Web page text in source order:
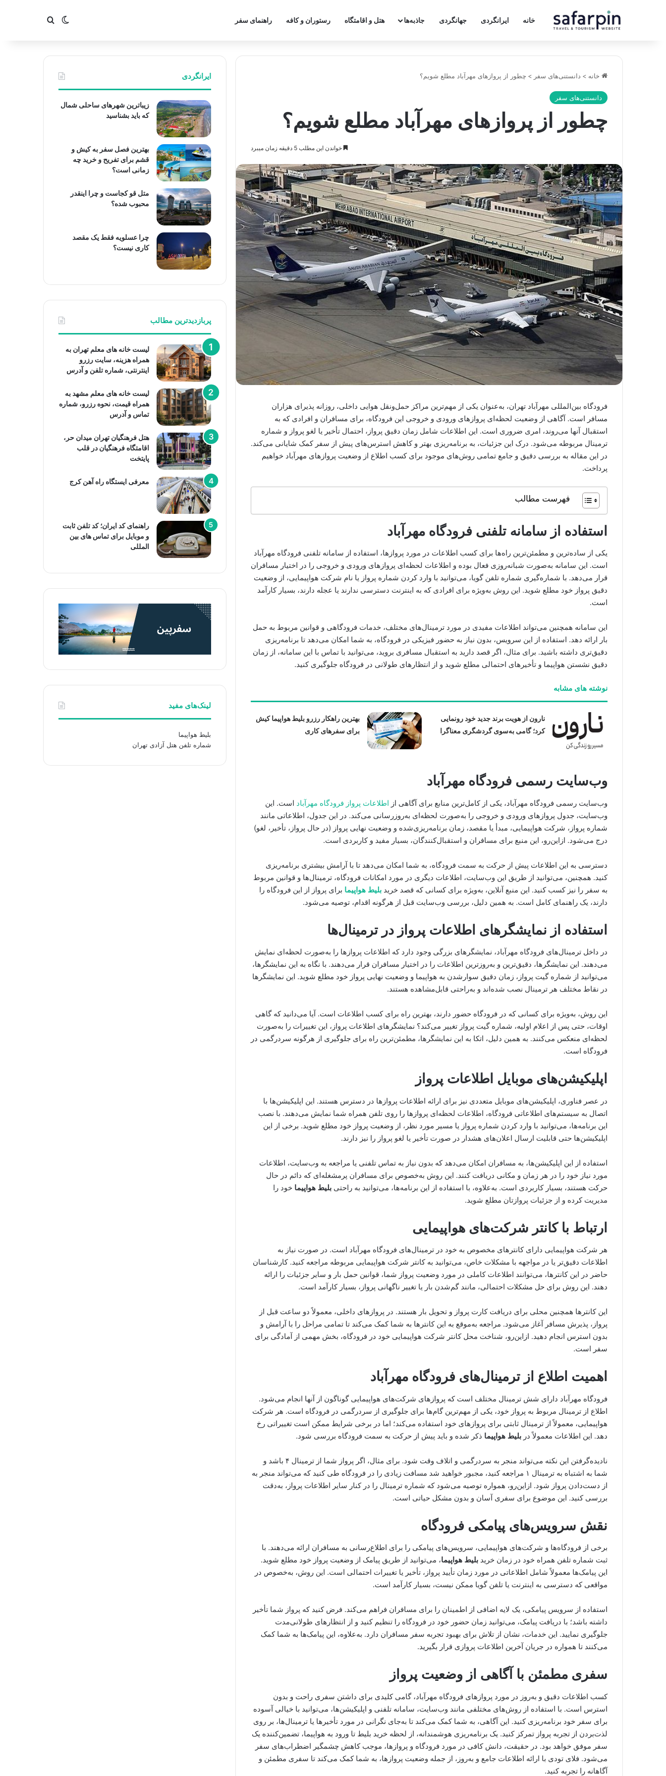
خانه ایرانگردی جهانگردی جاذبه‌ها هتل و اقامتگاه رستوران و کافه راهنمای سفر تغییر پوسته
جستجو برای
خانه > دانستنی‌های سفر > چطور از پروازهای مهرآباد مطلع شویم؟
دانستنی‌های سفر
چطور از پروازهای مهرآباد مطلع شویم؟
خواندن این مطلب 5 دقیقه زمان میبرد
فرودگاه بین‌المللی مهرآباد تهران، به‌عنوان یکی از مهم‌ترین مراکز حمل‌ونقل هوایی داخلی، روزانه پذیرای هزاران
مسافر است. آگاهی از وضعیت لحظه‌ای پروازهای ورودی و خروجی این فرودگاه، برای مسافران و افرادی که به
استقبال آنها می‌روند، امری ضروری است. این اطلاعات شامل زمان دقیق پرواز، احتمال تأخیر یا لغو پرواز و شماره
ترمینال مربوطه می‌شود. درک این جزئیات، به برنامه‌ریزی بهتر و کاهش استرس‌های پیش از سفر کمک شایانی می‌کند.
در این مقاله به بررسی دقیق و جامع تمامی روش‌های موجود برای کسب اطلاع از وضعیت پروازهای مهرآباد خواهیم
پرداخت.
فهرست مطالب
استفاده از سامانه تلفنی فرودگاه مهرآباد
یکی از ساده‌ترین و مطمئن‌ترین راه‌ها برای کسب اطلاعات در مورد پروازها، استفاده از سامانه تلفنی فرودگاه مهرآباد
است. این سامانه به‌صورت شبانه‌روزی فعال بوده و اطلاعات لحظه‌ای پروازهای ورودی و خروجی را در اختیار مسافران
قرار می‌دهد. با شماره‌گیری شماره تلفن گویا، می‌توانید با وارد کردن شماره پرواز یا نام شرکت هواپیمایی، از وضعیت
دقیق پرواز خود مطلع شوید. این روش به‌ویژه برای افرادی که به اینترنت دسترسی ندارند یا عجله دارند، بسیار کارآمد
است.
این سامانه همچنین می‌تواند اطلاعات مفیدی در مورد ترمینال‌های مختلف، خدمات فرودگاهی و قوانین مربوط به حمل
بار ارائه دهد. استفاده از این سرویس، بدون نیاز به حضور فیزیکی در فرودگاه، به شما امکان می‌دهد تا برنامه‌ریزی
دقیق‌تری داشته باشید. برای مثال، اگر قصد دارید به استقبال مسافری بروید، می‌توانید با تماس با این سامانه، از زمان
دقیق نشستن هواپیما و تأخیرهای احتمالی مطلع شوید و از انتظارهای طولانی در فرودگاه جلوگیری کنید.
نوشته های مشابه
نارون از هویت برند جدید خود رونمایی
کرد؛ گامی به‌سوی گردشگری معناگرا
بهترین راهکار رزرو بلیط هواپیما کیش
برای سفرهای کاری
وب‌سایت رسمی فرودگاه مهرآباد
وب‌سایت رسمی فرودگاه مهرآباد، یکی از کامل‌ترین منابع برای آگاهی از اطلاعات پرواز فرودگاه مهرآباد است. این
وب‌سایت، جدول پروازهای ورودی و خروجی را به‌صورت لحظه‌ای به‌روزرسانی می‌کند. در این جدول، اطلاعاتی مانند
شماره پرواز، شرکت هواپیمایی، مبدأ یا مقصد، زمان برنامه‌ریزی‌شده و وضعیت نهایی پرواز (در حال پرواز، تأخیر، لغو)
درج می‌شود. ازاین‌رو، این منبع برای مسافران و استقبال‌کنندگان، بسیار مفید و کاربردی است.
دسترسی به این اطلاعات پیش از حرکت به سمت فرودگاه، به شما امکان می‌دهد تا با آرامش بیشتری برنامه‌ریزی
کنید. همچنین، می‌توانید از طریق این وب‌سایت، اطلاعات دیگری در مورد امکانات فرودگاه، ترمینال‌ها و قوانین مربوط
به سفر را نیز کسب کنید. این منبع آنلاین، به‌ویژه برای کسانی که قصد خرید بلیط هواپیما برای پرواز از این فرودگاه را
دارند، یک راهنمای کامل است. به همین دلیل، بررسی وب‌سایت قبل از هرگونه اقدام، توصیه می‌شود.
استفاده از نمایشگرهای اطلاعات پرواز در ترمینال‌ها
در داخل ترمینال‌های فرودگاه مهرآباد، نمایشگرهای بزرگی وجود دارد که اطلاعات پروازها را به‌صورت لحظه‌ای نمایش
می‌دهند. این نمایشگرها، دقیق‌ترین و به‌روزترین اطلاعات را در اختیار مسافران قرار می‌دهند. با نگاه به این نمایشگرها،
می‌توانید از شماره گیت پرواز، زمان دقیق سوارشدن به هواپیما و وضعیت نهایی پرواز خود مطلع شوید. این نمایشگرها
در نقاط مختلف هر ترمینال نصب شده‌اند و به‌راحتی قابل‌مشاهده هستند.
این روش، به‌ویژه برای کسانی که در فرودگاه حضور دارند، بهترین راه برای کسب اطلاعات است. آیا می‌دانید که گاهی
اوقات، حتی پس از اعلام اولیه، شماره گیت پرواز تغییر می‌کند؟ نمایشگرهای اطلاعات پرواز، این تغییرات را به‌صورت
لحظه‌ای منعکس می‌کنند. به همین دلیل، اتکا به این نمایشگرها، مطمئن‌ترین راه برای جلوگیری از هرگونه سردرگمی در
فرودگاه است.
اپلیکیشن‌های موبایل اطلاعات پرواز
در عصر فناوری، اپلیکیشن‌های موبایل متعددی نیز برای ارائه اطلاعات پروازها در دسترس هستند. این اپلیکیشن‌ها با
اتصال به سیستم‌های اطلاعاتی فرودگاه، اطلاعات لحظه‌ای پروازها را روی تلفن همراه شما نمایش می‌دهند. با نصب
این برنامه‌ها، می‌توانید با وارد کردن شماره پرواز یا مسیر مورد نظر، از وضعیت پرواز خود مطلع شوید. برخی از این
اپلیکیشن‌ها حتی قابلیت ارسال اعلان‌های هشدار در صورت تأخیر یا لغو پرواز را نیز دارند.
استفاده از این اپلیکیشن‌ها، به مسافران امکان می‌دهد که بدون نیاز به تماس تلفنی یا مراجعه به وب‌سایت، اطلاعات
مورد نیاز خود را در هر زمان و مکانی دریافت کنند. این روش به‌خصوص برای مسافران پرمشغله‌ای که دائم در حال
حرکت هستند، بسیار کاربردی است. به‌علاوه، با استفاده از این برنامه‌ها، می‌توانید به راحتی بلیط هواپیما خود را
مدیریت کرده و از جزئیات پروازتان مطلع شوید.
ارتباط با کانتر شرکت‌های هواپیمایی
هر شرکت هواپیمایی دارای کانترهای مخصوص به خود در ترمینال‌های فرودگاه مهرآباد است. در صورت نیاز به
اطلاعات دقیق‌تر یا در مواجهه با مشکلات خاص، می‌توانید به کانتر شرکت هواپیمایی مربوطه مراجعه کنید. کارشناسان
حاضر در این کانترها، می‌توانند اطلاعات کاملی در مورد وضعیت پرواز شما، قوانین حمل بار و سایر جزئیات را ارائه
دهند. این روش برای حل مشکلات احتمالی، مانند گم‌شدن بار یا تغییر ناگهانی پرواز، بسیار کارآمد است.
این کانترها همچنین محلی برای دریافت کارت پرواز و تحویل بار هستند. در پروازهای داخلی، معمولاً دو ساعت قبل از
پرواز، پذیرش مسافر آغاز می‌شود. مراجعه به‌موقع به این کانترها به شما کمک می‌کند تا تمامی مراحل را با آرامش و
بدون استرس انجام دهید. ازاین‌رو، شناخت محل کانتر شرکت هواپیمایی خود در فرودگاه، بخش مهمی از آمادگی برای
سفر است.
اهمیت اطلاع از ترمینال‌های فرودگاه مهرآباد
فرودگاه مهرآباد دارای شش ترمینال مختلف است که پروازهای شرکت‌های هواپیمایی گوناگون از آنها انجام می‌شود.
اطلاع از ترمینال مربوط به پرواز خود، یکی از مهم‌ترین گام‌ها برای جلوگیری از سردرگمی در فرودگاه است. هر شرکت
هواپیمایی، معمولاً از ترمینال ثابتی برای پروازهای خود استفاده می‌کند؛ اما در برخی شرایط ممکن است تغییراتی رخ
دهد. این اطلاعات معمولاً در بلیط هواپیما ذکر شده و باید پیش از حرکت به سمت فرودگاه بررسی شود.
نادیده‌گرفتن این نکته می‌تواند منجر به سردرگمی و اتلاف وقت شود. برای مثال، اگر پرواز شما از ترمینال ۴ باشد و
شما به اشتباه به ترمینال ۱ مراجعه کنید، مجبور خواهید شد مسافت زیادی را در فرودگاه طی کنید که می‌تواند منجر به
از دست‌دادن پرواز شود. ازاین‌رو، همواره توصیه می‌شود که شماره ترمینال را در کنار سایر اطلاعات پرواز، به‌دقت
بررسی کنید. این موضوع برای سفری آسان و بدون مشکل حیاتی است.
نقش سرویس‌های پیامکی فرودگاه
برخی از فرودگاه‌ها و شرکت‌های هواپیمایی، سرویس‌های پیامکی را برای اطلاع‌رسانی به مسافران ارائه می‌دهند. با
ثبت شماره تلفن همراه خود در زمان خرید بلیط هواپیما، می‌توانید از طریق پیامک از وضعیت پرواز خود مطلع شوید.
این پیامک‌ها معمولاً شامل اطلاعاتی در مورد زمان تأیید پرواز، تأخیر یا تغییرات احتمالی است. این روش، به‌خصوص در
مواقعی که دسترسی به اینترنت یا تلفن گویا ممکن نیست، بسیار کارآمد است.
استفاده از سرویس پیامکی، یک لایه اضافی از اطمینان را برای مسافران فراهم می‌کند. فرض کنید که پرواز شما تأخیر
داشته باشد؛ با دریافت پیامک، می‌توانید زمان حضور خود در فرودگاه را تنظیم کنید و از انتظارهای طولانی‌مدت
جلوگیری نمایید. این خدمات، نشان از تلاش برای بهبود تجربه سفر مسافران دارد. به‌علاوه، این پیامک‌ها به شما کمک
می‌کنند تا همواره در جریان آخرین اطلاعات پروازی قرار بگیرید.
سفری مطمئن با آگاهی از وضعیت پرواز
کسب اطلاعات دقیق و به‌روز در مورد پروازهای فرودگاه مهرآباد، گامی کلیدی برای داشتن سفری راحت و بدون
استرس است. با استفاده از روش‌های مختلفی مانند وب‌سایت، سامانه تلفنی و اپلیکیشن‌ها، می‌توانید با خیالی آسوده
برای سفر خود برنامه‌ریزی کنید. این آگاهی، به شما کمک می‌کند تا به‌جای نگرانی در مورد تأخیرها یا ترمینال‌ها، بر روی
لذت‌بردن از تجربه پرواز تمرکز کنید. یک برنامه‌ریزی هوشمندانه، از لحظه خرید بلیط تا ورود به هواپیما، تضمین‌کننده یک
سفر موفق خواهد بود. در حقیقت، دانش کافی در مورد فرودگاه و پروازها، موجب کاهش چشمگیر اضطراب‌های سفر
می‌شود. فلای تودی با ارائه اطلاعات جامع و به‌روز، از جمله وضعیت پروازها، به شما کمک می‌کند تا سفری مطمئن و
آگاهانه را تجربه کنید.
ایرانگردی
زیباترین شهرهای ساحلی شمال
که باید بشناسید
بهترین فصل سفر به کیش و
قشم برای تفریح و خرید چه
زمانی است؟
متل قو کجاست و چرا اینقدر
محبوب شده؟
چرا عسلویه فقط یک مقصد
کاری نیست؟
پربازدیدترین مطالب
لیست خانه های معلم تهران به
همراه هزینه، سایت رزرو
اینترنتی، شماره تلفن و آدرس
لیست خانه های معلم مشهد به
همراه قیمت، نحوه رزرو، شماره
تماس و آدرس
هتل فرهنگیان تهران میدان حر،
اقامتگاه فرهنگیان در قلب
پایتخت
معرفی ایستگاه راه آهن کرج
راهنمای کد ایران؛ کد تلفن ثابت
و موبایل برای تماس های بین
المللی
لینک‌های مفید
بلیط هواپیما
شماره تلفن هتل آزادی تهران